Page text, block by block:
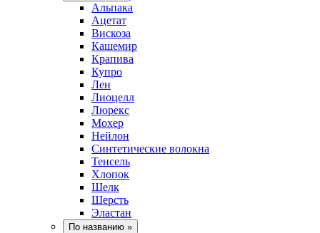
Альпака
Ацетат
Вискоза
Кашемир
Крапива
Купро
Лен
Лиоцелл
Люрекс
Мохер
Нейлон
Синтетические волокна
Тенсель
Хлопок
Шелк
Шерсть
Эластан
По названию »